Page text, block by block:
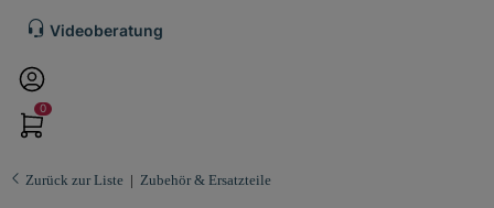
Videoberatung
0
Zurück zur Liste Zubehör & Ersatzteile